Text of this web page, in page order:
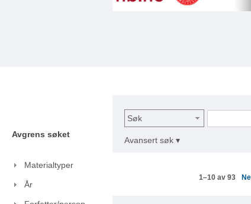
Avgrens søket
Materialtyper
År
Søk
Avansert søk ▾
1–10 av 93